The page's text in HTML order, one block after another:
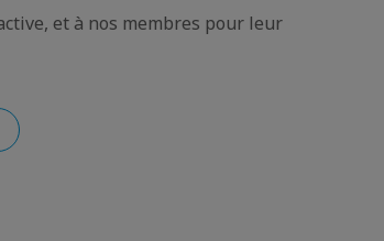
et à nos membres pour leur